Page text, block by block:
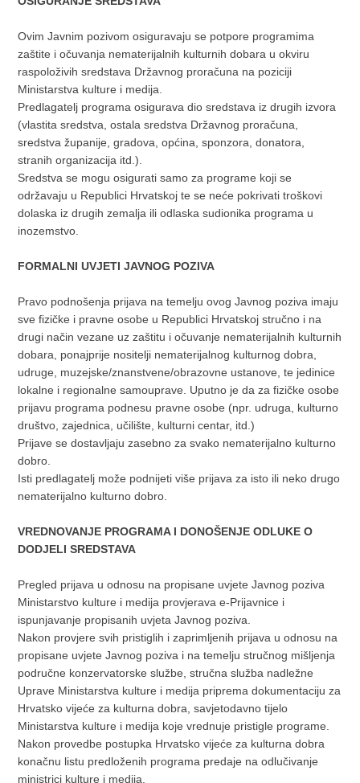
Ovim Javnim pozivom osiguravaju se potpore programima
zaštite i očuvanja nematerijalnih kulturnih dobara u okviru
raspoloživih sredstava Državnog proračuna na poziciji
Ministarstva kulture i medija.
Predlagatelj programa osigurava dio sredstava iz drugih izvora
(vlastita sredstva, ostala sredstva Državnog proračuna,
sredstva županije, gradova, općina, sponzora, donatora,
stranih organizacija itd.).
Sredstva se mogu osigurati samo za programe koji se
održavaju u Republici Hrvatskoj te se neće pokrivati troškovi
dolaska iz drugih zemalja ili odlaska sudionika programa u
inozemstvo.
FORMALNI UVJETI JAVNOG POZIVA
Pravo podnošenja prijava na temelju ovog Javnog poziva imaju
sve fizičke i pravne osobe u Republici Hrvatskoj stručno i na
drugi način vezane uz zaštitu i očuvanje nematerijalnih kulturnih
dobara, ponajprije nositelji nematerijalnog kulturnog dobra,
udruge, muzejske/znanstvene/obrazovne ustanove, te jedinice
lokalne i regionalne samouprave. Uputno je da za fizičke osobe
prijavu programa podnesu pravne osobe (npr. udruga, kulturno
društvo, zajednica, učilište, kulturni centar, itd.)
Prijave se dostavljaju zasebno za svako nematerijalno kulturno
dobro.
Isti predlagatelj može podnijeti više prijava za isto ili neko drugo
nematerijalno kulturno dobro.
VREDNOVANJE PROGRAMA I DONOŠENJE ODLUKE O
DODJELI SREDSTAVA
Pregled prijava u odnosu na propisane uvjete Javnog poziva
Ministarstvo kulture i medija provjerava e-Prijavnice i
ispunjavanje propisanih uvjeta Javnog poziva.
Nakon provjere svih pristiglih i zaprimljenih prijava u odnosu na
propisane uvjete Javnog poziva i na temelju stručnog mišljenja
područne konzervatorske službe, stručna služba nadležne
Uprave Ministarstva kulture i medija priprema dokumentaciju za
Hrvatsko vijeće za kulturna dobra, savjetodavno tijelo
Ministarstva kulture i medija koje vrednuje pristigle programe.
Nakon provedbe postupka Hrvatsko vijeće za kulturna dobra
konačnu listu predloženih programa predaje na odlučivanje
ministrici kulture i medija.